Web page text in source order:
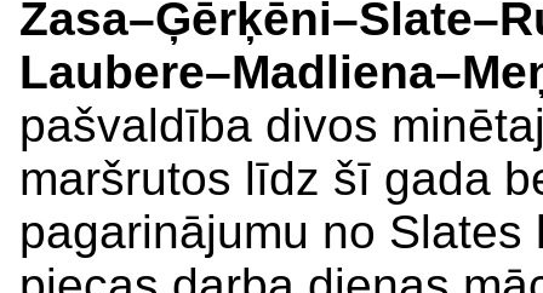
pašvaldība divos
maršrutos līdz šī gada
pagarinājumu no